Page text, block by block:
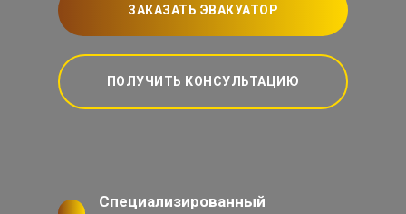
ЗАКАЗАТЬ ЭВАКУАТОР
ПОЛУЧИТЬ КОНСУЛЬТАЦИЮ
Специализированный